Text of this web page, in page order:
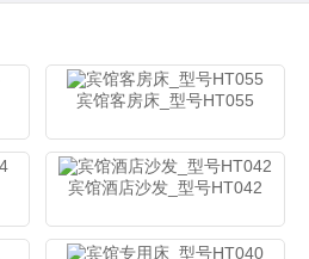
宾馆客房床_型号HT055
宾馆酒店沙发_型号HT042